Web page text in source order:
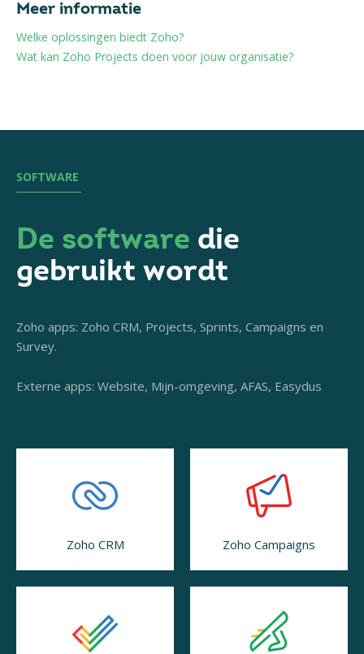
Meer informatie
Welke oplossingen biedt Zoho?
Wat kan Zoho Projects doen voor jouw organisatie?
SOFTWARE
De software die
gebruikt wordt
Zoho apps: Zoho CRM, Projects, Sprints, Campaigns en
Survey.
Externe apps: Website, Mijn-omgeving, AFAS, Easydus
Zoho CRM Zoho Campaigns